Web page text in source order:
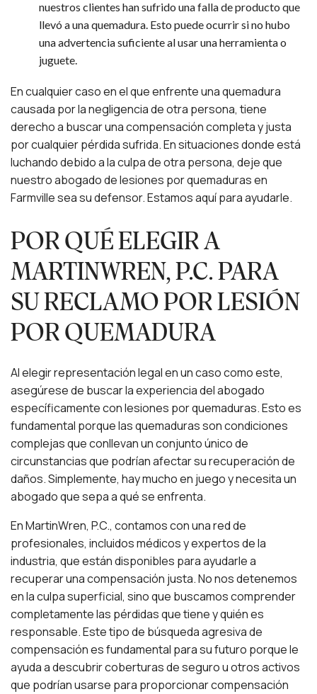
nuestros clientes han sufrido una falla de producto que
llevó a una quemadura. Esto puede ocurrir si no hubo
una advertencia suficiente al usar una herramienta o
juguete.
En cualquier caso en el que enfrente una quemadura
causada por la negligencia de otra persona, tiene
derecho a buscar una compensación completa y justa
por cualquier pérdida sufrida. En situaciones donde está
luchando debido a la culpa de otra persona, deje que
nuestro abogado de lesiones por quemaduras en
Farmville sea su defensor. Estamos aquí para ayudarle.
POR QUÉ ELEGIR A
MARTINWREN, P.C. PARA
SU RECLAMO POR LESIÓN
POR QUEMADURA
Al elegir representación legal en un caso como este,
asegúrese de buscar la experiencia del abogado
específicamente con lesiones por quemaduras. Esto es
fundamental porque las quemaduras son condiciones
complejas que conllevan un conjunto único de
circunstancias que podrían afectar su recuperación de
daños. Simplemente, hay mucho en juego y necesita un
abogado que sepa a qué se enfrenta.
En MartinWren, P.C., contamos con una red de
profesionales, incluidos médicos y expertos de la
industria, que están disponibles para ayudarle a
recuperar una compensación justa. No nos detenemos
en la culpa superficial, sino que buscamos comprender
completamente las pérdidas que tiene y quién es
responsable. Este tipo de búsqueda agresiva de
compensación es fundamental para su futuro porque le
ayuda a descubrir coberturas de seguro u otros activos
que podrían usarse para proporcionar compensación